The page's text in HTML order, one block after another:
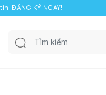
ĐĂNG KÝ NGAY!